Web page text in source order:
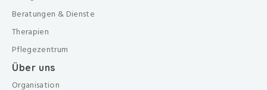
Beratungen & Dienste
Therapien
Pflegezentrum
Über uns
Organisation